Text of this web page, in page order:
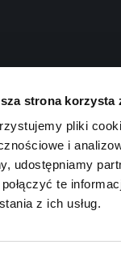
strona korzysta
pliki
i
udostępniamy
połączyć te
z ich usług.